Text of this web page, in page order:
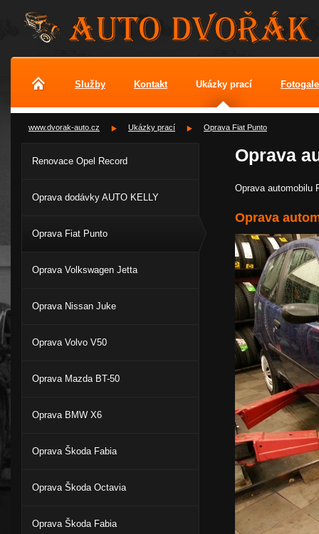
Služby Kontakt Ukázky prací
www.dvorak-auto.cz Ukázky prací Oprava Fiat Punto
Renovace Opel Record
Oprava dodávky AUTO KELLY
Oprava Fiat Punto
Oprava Volkswagen Jetta
Oprava Nissan Juke
Oprava Volvo V50
Oprava Mazda BT-50
Oprava BMW X6
Oprava Škoda Fabia
Oprava Škoda Octavia
Oprava Škoda Fabia
Oprava
Oprava automobilu
Oprava